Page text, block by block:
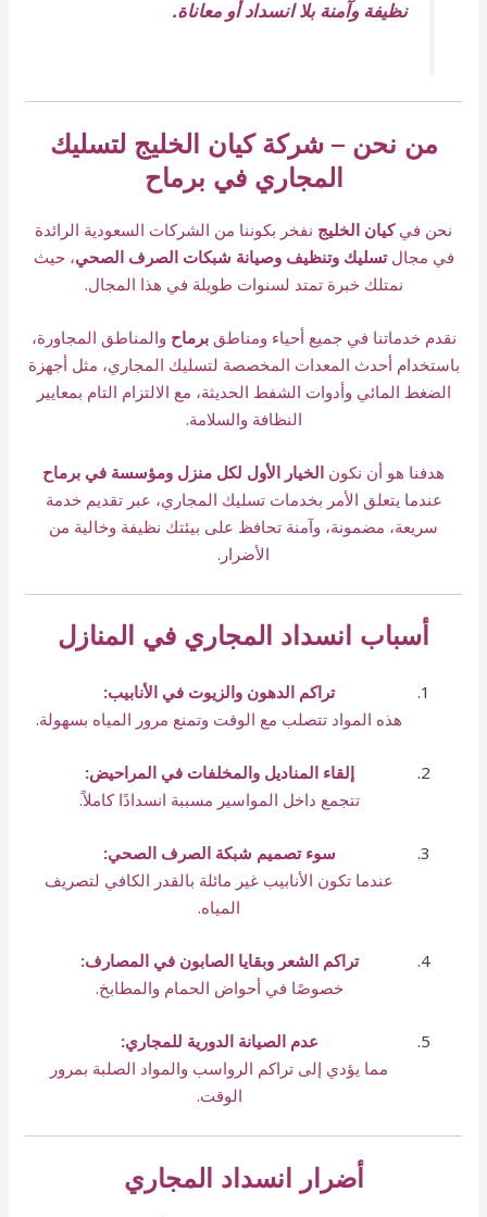
نظيفة وآمنة بلا انسداد أو معاناة.
من نحن – شركة كيان الخليج لتسليك
المجاري في برماح
نحن فيكيان الخليج نفخر بكوننا من الشركات السعودية الرائدة
في مجالتسليك وتنظيف وصيانة شبكات الصرف الصحي، حيث
نمتلك خبرة تمتد لسنوات طويلة في هذا المجال.
نقدم خدماتنا في جميع أحياء ومناطقبرماح والمناطق المجاورة،
باستخدام أحدث المعدات المخصصة لتسليك المجاري، مثل أجهزة
الضغط المائي وأدوات الشفط الحديثة، مع الالتزام التام بمعايير
النظافة والسلامة.
هدفنا هو أن نكون الخيار الأول لكل منزل ومؤسسة في برماح
عندما يتعلق الأمر بخدمات تسليك المجاري، عبر تقديم خدمة
سريعة، مضمونة، وآمنة تحافظ على بيئتك نظيفة وخالية من
الأضرار.
أسباب انسداد المجاري في المنازل
تراكم الدهون والزيوت في الأنابيب:
هذه المواد تتصلب مع الوقت وتمنع مرور المياه بسهولة.
إلقاء المناديل والمخلفات في المراحيض:
تتجمع داخل المواسير مسببة انسدادًا كاملاً.
سوء تصميم شبكة الصرف الصحي:
عندما تكون الأنابيب غير مائلة بالقدر الكافي لتصريف
المياه.
تراكم الشعر وبقايا الصابون في المصارف:
خصوصًا في أحواض الحمام والمطابخ.
عدم الصيانة الدورية للمجاري:
مما يؤدي إلى تراكم الرواسب والمواد الصلبة بمرور
الوقت.
أضرار انسداد المجاري